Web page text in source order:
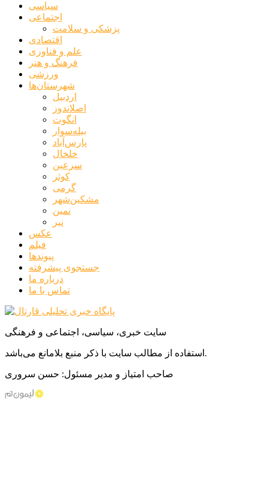
سیاسی
اجتماعی
پزشکی و سلامت
اقتصادی
علم و فناوری
فرهنگ و هنر
ورزشی
شهرستان‌ها
اردبیل
اصلاندوز
انگوت
بیله‌سوار
پارس‌آباد
خلخال
سرعین
کوثر
گرمی
مشکین‌شهر
نمین
نیر
عکس
فیلم
پیوندها
جستجوی پیشرفته
درباره ما
تماس با ما
سایت خبری، سیاسی، اجتماعی و فرهنگی
استفاده از مطالب سایت با ذکر منبع بلامانع می‌باشد.
صاحب امتیاز و مدیر مسئول: حسن سروری